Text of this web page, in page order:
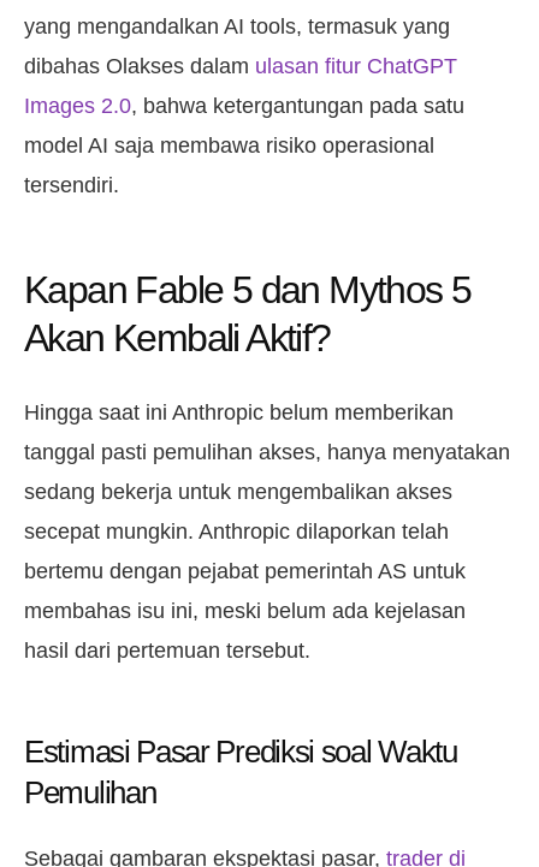
yang mengandalkan AI tools, termasuk yang
dibahas Olakses dalam ulasan fitur ChatGPT
Images 2.0, bahwa ketergantungan pada satu
model AI saja membawa risiko operasional
tersendiri.
Kapan Fable 5 dan Mythos 5
Akan Kembali Aktif?
Hingga saat ini Anthropic belum memberikan
tanggal pasti pemulihan akses, hanya menyatakan
sedang bekerja untuk mengembalikan akses
secepat mungkin. Anthropic dilaporkan telah
bertemu dengan pejabat pemerintah AS untuk
membahas isu ini, meski belum ada kejelasan
hasil dari pertemuan tersebut.
Estimasi Pasar Prediksi soal Waktu
Pemulihan
Sebagai gambaran ekspektasi pasar, trader di